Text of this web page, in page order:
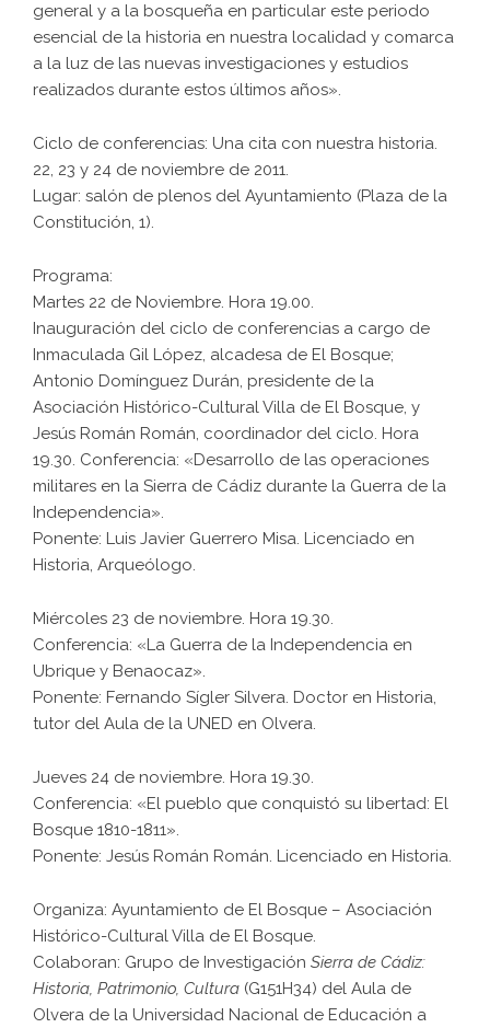
general y a la bosqueña en particular este periodo
esencial de la historia en nuestra localidad y comarca
a la luz de las nuevas investigaciones y estudios
realizados durante estos últimos años».
Ciclo de conferencias: Una cita con nuestra historia.
22, 23 y 24 de noviembre de 2011.
Lugar: salón de plenos del Ayuntamiento (Plaza de la
Constitución, 1).
Programa:
Martes 22 de Noviembre. Hora 19.00.
Inauguración del ciclo de conferencias a cargo de
Inmaculada Gil López, alcadesa de El Bosque;
Antonio Domínguez Durán, presidente de la
Asociación Histórico-Cultural Villa de El Bosque, y
Jesús Román Román, coordinador del ciclo. Hora
19.30. Conferencia: «Desarrollo de las operaciones
militares en la Sierra de Cádiz durante la Guerra de la
Independencia».
Ponente: Luis Javier Guerrero Misa. Licenciado en
Historia, Arqueólogo.
Miércoles 23 de noviembre. Hora 19.30.
Conferencia: «La Guerra de la Independencia en
Ubrique y Benaocaz».
Ponente: Fernando Sígler Silvera. Doctor en Historia,
tutor del Aula de la UNED en Olvera.
Jueves 24 de noviembre. Hora 19.30.
Conferencia: «El pueblo que conquistó su libertad: El
Bosque 1810-1811».
Ponente: Jesús Román Román. Licenciado en Historia.
Organiza: Ayuntamiento de El Bosque – Asociación
Histórico-Cultural Villa de El Bosque.
Colaboran: Grupo de Investigación Sierra de Cádiz:
Historia, Patrimonio, Cultura (G151H34) del Aula de
Olvera de la Universidad Nacional de Educación a